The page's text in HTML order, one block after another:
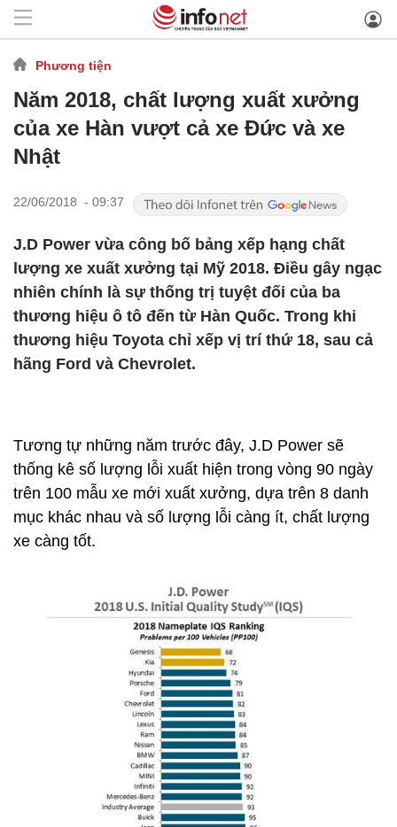
Phương tiện
Năm 2018, chất lượng xuất xưởng
của xe Hàn vượt cả xe Đức và xe
Nhật
22/06/2018 - 09:37
J.D Power vừa công bố bảng xếp hạng chất
lượng xe xuất xưởng tại Mỹ 2018. Điều gây ngạc
nhiên chính là sự thống trị tuyệt đối của ba
thương hiệu ô tô đến từ Hàn Quốc. Trong khi
thương hiệu Toyota chỉ xếp vị trí thứ 18, sau cả
hãng Ford và Chevrolet.
Tương tự những năm trước đây, J.D Power sẽ
thống kê số lượng lỗi xuất hiện trong vòng 90 ngày
trên 100 mẫu xe mới xuất xưởng, dựa trên 8 danh
mục khác nhau và số lượng lỗi càng ít, chất lượng
xe càng tốt.